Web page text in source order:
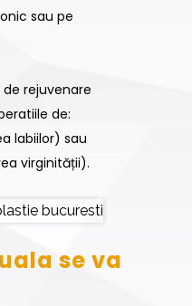
sau pe
rejuvenare
de:
labiilor) sau
virginității).
se va